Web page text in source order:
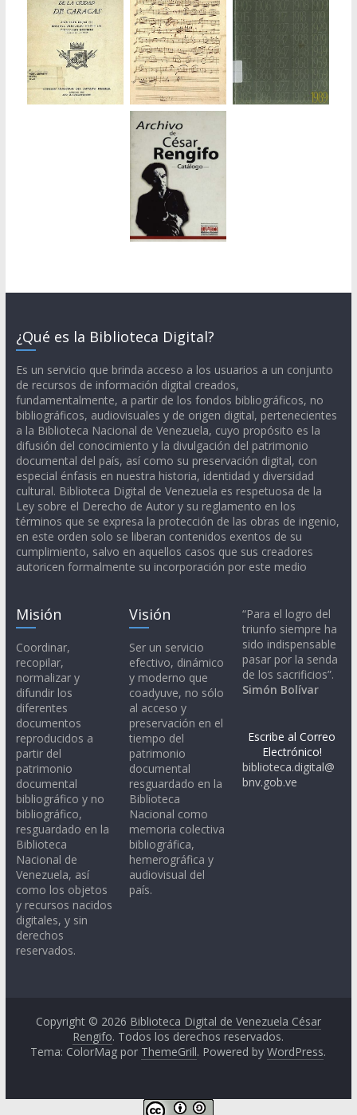
¿Qué es la Biblioteca Digital?
Es un servicio que brinda acceso a los usuarios a un conjunto
de recursos de información digital creados,
fundamentalmente, a partir de los fondos bibliográficos, no
bibliográficos, audiovisuales y de origen digital, pertenecientes
a la Biblioteca Nacional de Venezuela, cuyo propósito es la
difusión del conocimiento y la divulgación del patrimonio
documental del país, así como su preservación digital, con
especial énfasis en nuestra historia, identidad y diversidad
cultural. Biblioteca Digital de Venezuela es respetuosa de la
Ley sobre el Derecho de Autor y su reglamento en los
términos que se expresa la protección de las obras de ingenio,
en este orden solo se liberan contenidos exentos de su
cumplimiento, salvo en aquellos casos que sus creadores
autoricen formalmente su incorporación por este medio
Misión
Coordinar,
recopilar,
normalizar y
difundir los
diferentes
documentos
reproducidos a
partir del
patrimonio
documental
bibliográfico y no
bibliográfico,
resguardado en la
Biblioteca
Nacional de
Venezuela, así
como los objetos
y recursos nacidos
digitales, y sin
derechos
reservados.
Visión
Ser un servicio
efectivo, dinámico
y moderno que
coadyuve, no sólo
al acceso y
preservación en el
tiempo del
patrimonio
documental
resguardado en la
Biblioteca
Nacional como
memoria colectiva
bibliográfica,
hemerográfica y
audiovisual del
país.
“Para el logro del
triunfo siempre ha
sido indispensable
pasar por la senda
de los sacrificios”.
Simón Bolívar
Escribe al Correo
Electrónico!
biblioteca.digital@
bnv.gob.ve
Copyright © 2026 Biblioteca Digital de Venezuela César
Rengifo. Todos los derechos reservados.
Tema: ColorMag por ThemeGrill. Powered byWordPress.